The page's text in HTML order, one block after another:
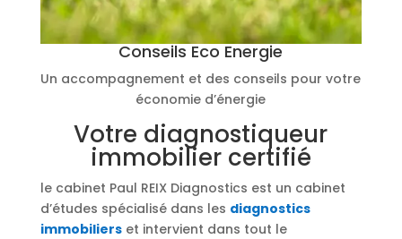
Conseils Eco Energie
Un accompagnement et des conseils pour votre
économie d’énergie
Votre diagnostiqueur
immobilier certifié
le cabinet Paul REIX Diagnostics est un cabinet
d’études spécialisé dans les diagnostics
immobilierset intervient dans tout le